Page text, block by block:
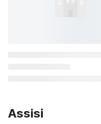
Assisi